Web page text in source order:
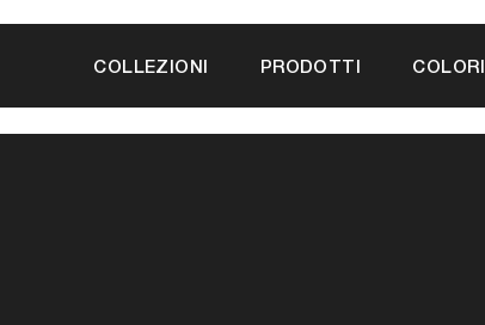
COLLEZIONI PRODOTTI COLORI